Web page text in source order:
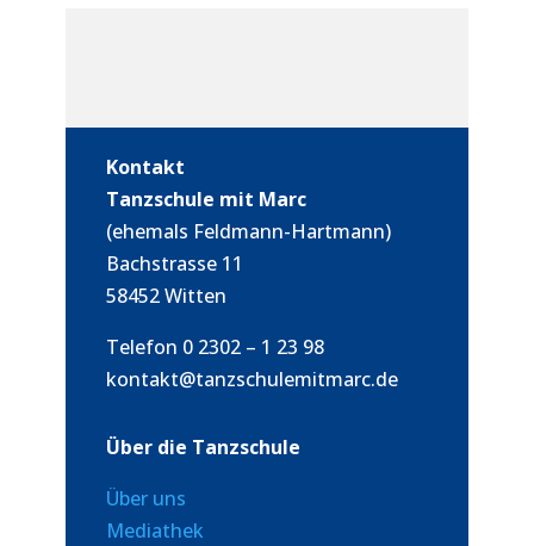
Kontakt
Tanzschule mit Marc
(ehemals Feldmann-Hartmann)
Bachstrasse 11
58452 Witten
Telefon 0 2302 – 1 23 98
kontakt@tanzschulemitmarc.de
Über die Tanzschule
Über uns
Mediathek